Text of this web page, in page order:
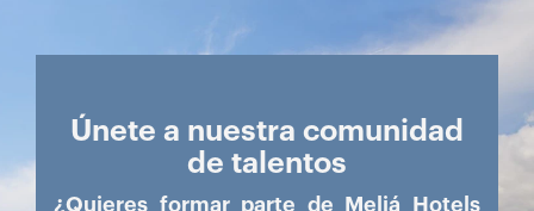
Únete a nuestra comunidad
de talentos
¿Quieres formar parte de Meliá Hotels